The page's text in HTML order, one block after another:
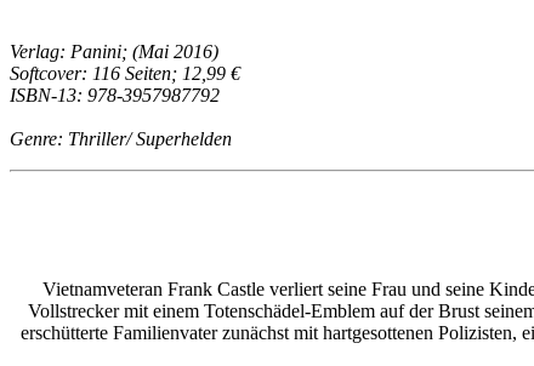
Verlag: Panini; (Mai 2016)
Softcover: 116 Seiten; 12,99 €
ISBN-13: 978-3957987792
Genre: Thriller/ Superhelden
Vietnamveteran Frank Castle verliert seine Frau und seine
Vollstrecker mit einem Totenschädel-Emblem auf der Brust
erschütterte Familienvater zunächst mit hartgesottenen